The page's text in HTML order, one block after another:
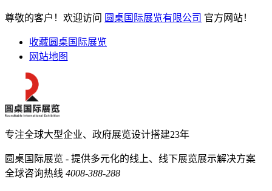
尊敬的客户！欢迎访问 圆桌国际展览有限公司 官方网站！
收藏圆桌国际展览
网站地图
专注全球大型企业、政府展览设计搭建23年
圆桌国际展览 - 提供多元化的线上、线下展览展示解决方案
全球咨询热线 4008-388-288